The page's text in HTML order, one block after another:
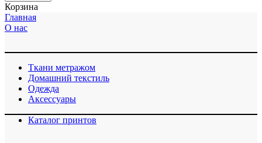
Корзина
Главная
О нас
Ткани метражом
Домашний текстиль
Одежда
Аксессуары
Каталог принтов